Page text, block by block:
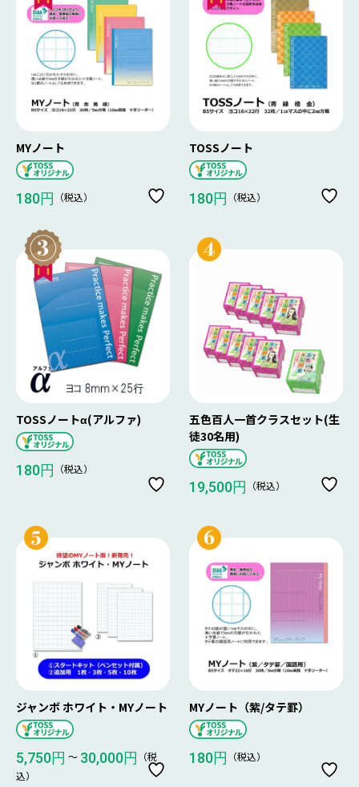
MYノート
180円 （税込）
TOSSノート
180円 （税込）
TOSSノートα(アルファ)
180円 （税込）
五色百人一首クラスセット(生
徒30名用)
19,500円 （税込）
ジャンボ ホワイト・MYノート
5,750円 〜 30,000円 （税
込）
MYノート（紫/タテ罫）
180円 （税込）